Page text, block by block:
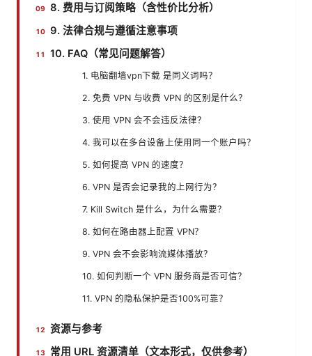
8. 费用与订阅策略（含性价比分析）
9. 法律合规与遵循注意事项
10. FAQ（常见问题解答）
1. 电脑翻墙vpn下载 是同义词吗？
2. 免费 VPN 与收费 VPN 的区别是什么？
3. 使用 VPN 会不会违反法律？
4. 我可以在多台设备上使用同一个账户吗？
5. 如何提高 VPN 的速度？
6. VPN 是否会记录我的上网行为？
7. Kill Switch 是什么，为什么需要？
8. 如何在路由器上配置 VPN？
9. VPN 会不会影响流媒体播放？
10. 如何判断一个 VPN 服务商是否可信？
11. VPN 的隐私保护是否100%可靠？
资源与参考
常用 URL 资源清单（文本形式，仅供参考）